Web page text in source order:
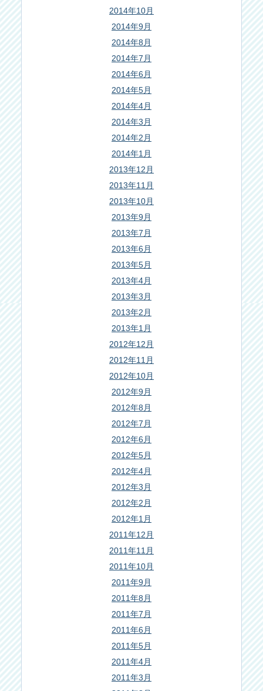
2014年10月
2014年9月
2014年8月
2014年7月
2014年6月
2014年5月
2014年4月
2014年3月
2014年2月
2014年1月
2013年12月
2013年11月
2013年10月
2013年9月
2013年7月
2013年6月
2013年5月
2013年4月
2013年3月
2013年2月
2013年1月
2012年12月
2012年11月
2012年10月
2012年9月
2012年8月
2012年7月
2012年6月
2012年5月
2012年4月
2012年3月
2012年2月
2012年1月
2011年12月
2011年11月
2011年10月
2011年9月
2011年8月
2011年7月
2011年6月
2011年5月
2011年4月
2011年3月